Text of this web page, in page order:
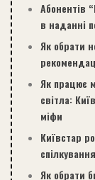
Абонентів
в наданні
Як обрати
Як працює
світла:
міфи
Київстар
Як обрати